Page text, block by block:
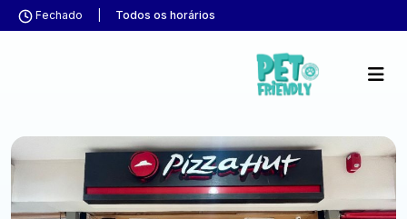
Fechado Todos os horários